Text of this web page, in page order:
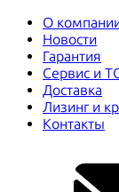
О
Новости
Гарантия
Сервис и
Доставка
Лизинг и
Контакты